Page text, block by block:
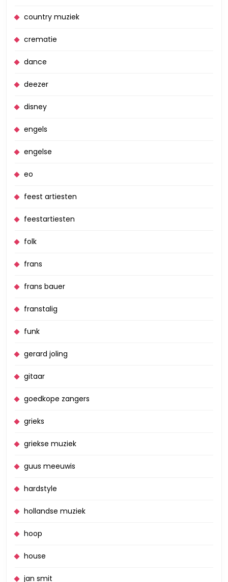
country muziek
crematie
dance
deezer
disney
engels
engelse
eo
feest artiesten
feestartiesten
folk
frans
frans bauer
franstalig
funk
gerard joling
gitaar
goedkope zangers
grieks
griekse muziek
guus meeuwis
hardstyle
hollandse muziek
hoop
house
jan smit